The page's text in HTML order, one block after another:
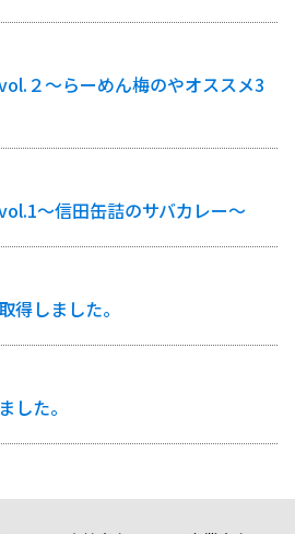
２〜らーめん梅のやオススメ3
〜信田缶詰のサバカレー〜
得しました。
した。